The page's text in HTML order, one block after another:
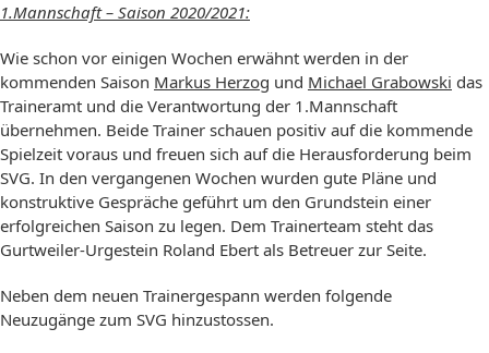
1.Mannschaft – Saison 2020/2021:
Wie schon vor einigen Wochen erwähnt werden in der
kommenden Saison Markus Herzog und Michael Grabowski das
Traineramt und die Verantwortung der 1.Mannschaft
übernehmen. Beide Trainer schauen positiv auf die kommende
Spielzeit voraus und freuen sich auf die Herausforderung beim
SVG. In den vergangenen Wochen wurden gute Pläne und
konstruktive Gespräche geführt um den Grundstein einer
erfolgreichen Saison zu legen. Dem Trainerteam steht das
Gurtweiler-Urgestein Roland Ebert als Betreuer zur Seite.
Neben dem neuen Trainergespann werden folgende
Neuzugänge zum SVG hinzustossen.